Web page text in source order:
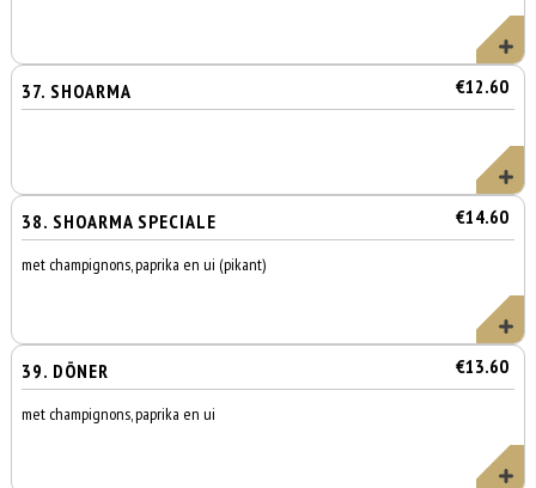
37. SHOARMA €12.60
38. SHOARMA SPECIALE €14.60
met champignons, paprika en ui (pikant)
39. DÖNER €13.60
met champignons, paprika en ui